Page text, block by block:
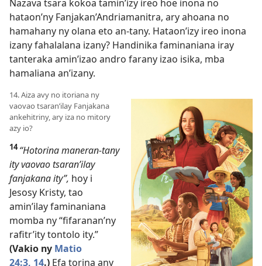
Nazava tsara kokoa tamin’izy ireo hoe inona no
hataon’ny Fanjakan’Andriamanitra, ary ahoana no
hamahany ny olana eto an-tany. Hataon’izy ireo inona
izany fahalalana izany? Handinika faminaniana iray
tanteraka amin’izao andro farany izao isika, mba
hamaliana an’izany.
14. Aiza avy no itoriana ny
vaovao tsaran’ilay Fanjakana
ankehitriny, ary iza no mitory
azy io?
14“Hotorina maneran-tany
ity vaovao tsaran’ilay
fanjakana ity”, hoy i
Jesosy Kristy, tao
amin’ilay faminaniana
momba ny “fifaranan’ny
rafitr’ity tontolo ity.”
(Vakio ny Matio
24:3, 14.) Efa torina any